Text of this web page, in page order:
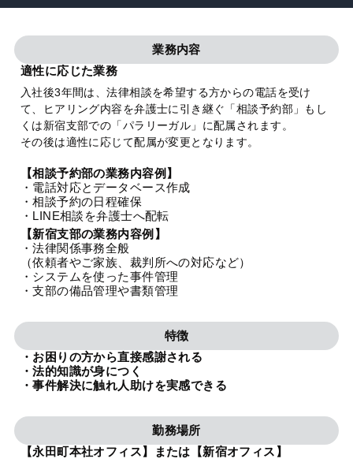
業務内容
適性に応じた業務
入社後3年間は、法律相談を希望する方からの電話を受け
て、ヒアリング内容を弁護士に引き継ぐ「相談予約部」もし
くは新宿支部での「パラリーガル」に配属されます。
その後は適性に応じて配属が変更となります。
【相談予約部の業務内容例】
・電話対応とデータベース作成
・相談予約の日程確保
・LINE相談を弁護士へ配転
【新宿支部の業務内容例】
・法律関係事務全般
（依頼者やご家族、裁判所への対応など）
・システムを使った事件管理
・支部の備品管理や書類管理
特徴
・お困りの方から直接感謝される
・法的知識が身につく
・事件解決に触れ人助けを実感できる
勤務場所
【永田町本社オフィス】または【新宿オフィス】
お知らせ
特設サイト
法人グループ
プライバシーポリシー 利用規約 内部通報
TikTok受賞 定義集